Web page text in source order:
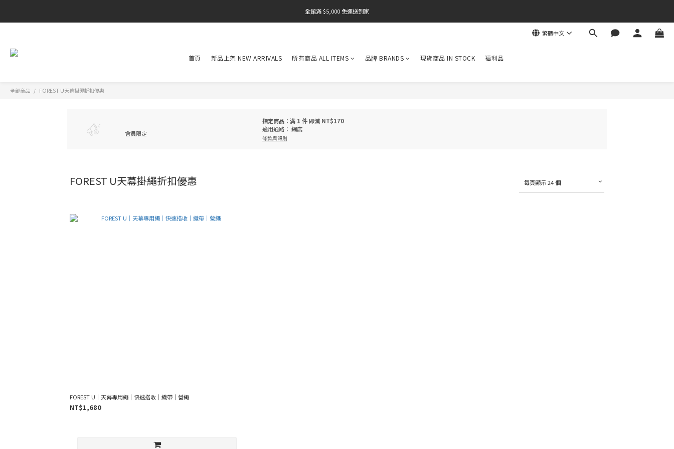
全館滿 $5,000 免運送到家
全館滿 $5,000 免運送到家
繁體中文
首頁 新品上架 NEW ARRIVALS 所有商品 ALL ITEMS 品牌 BRANDS 現貨商品 IN STOCK 福利品
全部商品 FOREST U天幕掛繩折扣優惠
會員限定
指定商品：滿 1 件 即減 NT$170
適用通路： 網店
條款與細則
FOREST U天幕掛繩折扣優惠 每頁顯示 24 個
FOREST U｜天幕專用繩｜快速搭收｜織帶｜營繩
NT$1,680